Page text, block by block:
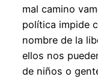
mal camino
política impide
nombre de la
ellos nos
de niños o